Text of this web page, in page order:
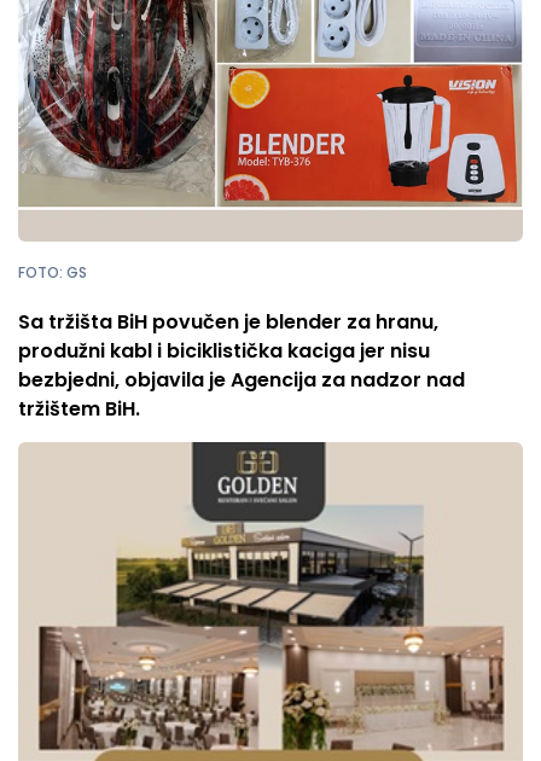
FOTO: GS
Sa tržišta BiH povučen je blender za hranu,
produžni kabl i biciklistička kaciga jer nisu
bezbjedni, objavila je Agencija za nadzor nad
tržištem BiH.